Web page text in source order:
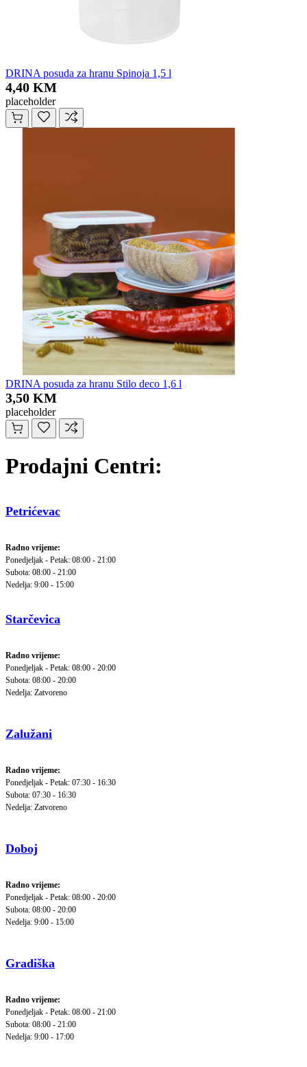
DRINA posuda za hranu Spinoja 1,5 l
4,40 KM
placeholder
DRINA posuda za hranu Stilo deco 1,6 l
3,50 KM
placeholder
Prodajni Centri:
Petrićevac
Radno vrijeme:
Ponedjeljak - Petak: 08:00 - 21:00
Subota: 08:00 - 21:00
Nedelja: 9:00 - 15:00
Starčevica
Radno vrijeme:
Ponedjeljak - Petak: 08:00 - 20:00
Subota: 08:00 - 20:00
Nedelja: Zatvoreno
Zalužani
Radno vrijeme:
Ponedjeljak - Petak: 07:30 - 16:30
Subota: 07:30 - 16:30
Nedelja: Zatvoreno
Doboj
Radno vrijeme:
Ponedjeljak - Petak: 08:00 - 20:00
Subota: 08:00 - 20:00
Nedelja: 9:00 - 15:00
Gradiška
Radno vrijeme:
Ponedjeljak - Petak: 08:00 - 21:00
Subota: 08:00 - 21:00
Nedelja: 9:00 - 17:00